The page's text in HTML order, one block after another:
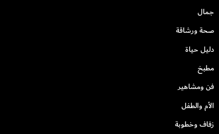
جمال
صحة ورشاقة
دليل حياة
مطبخ
فن ومشاهير
الأم والطفل
زفاف وخطوبة